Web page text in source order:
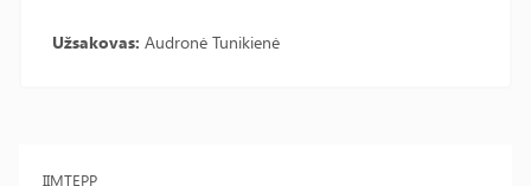
IIMTEPP
Užsakovas: Audronė Tunikienė